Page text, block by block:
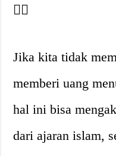
👎🏼
Jika kita tidak
memberi uang
hal ini bisa
dari ajaran islam,